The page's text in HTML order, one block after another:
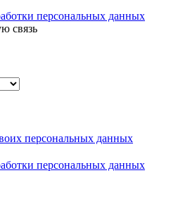
персональных данных
связь
персональных данных
персональных данных